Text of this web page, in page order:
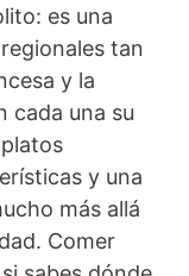
es una
tan
y la
cada una su
y una
más allá
Comer